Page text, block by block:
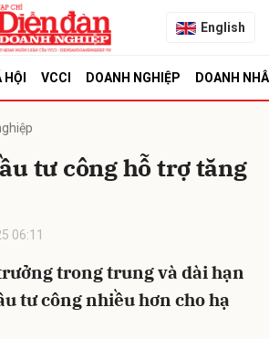
English
VCCI DOANH NGHIỆP DOANH
tư công hỗ trợ tăng
06:11
trong trung và dài hạn
tư công nhiều hơn cho hạ
Hủy